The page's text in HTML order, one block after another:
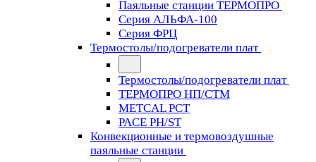
Паяльные станции ТЕРМОПРО
Серия АЛЬФА-100
Серия ФРЦ
Термостолы/подогреватели плат
Термостолы/подогреватели плат
ТЕРМОПРО НП/СТМ
METCAL PCT
PACE PH/ST
Конвекционные и термовоздушные
паяльные станции